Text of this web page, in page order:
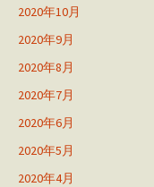
2020年10月
2020年9月
2020年8月
2020年7月
2020年6月
2020年5月
2020年4月